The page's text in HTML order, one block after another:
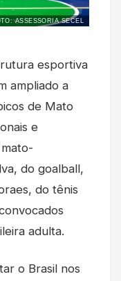
ASSESSORIA SECEL
esportiva
ampliado a
de Mato
e
do goalball,
do tênis
adulta.
o Brasil nos